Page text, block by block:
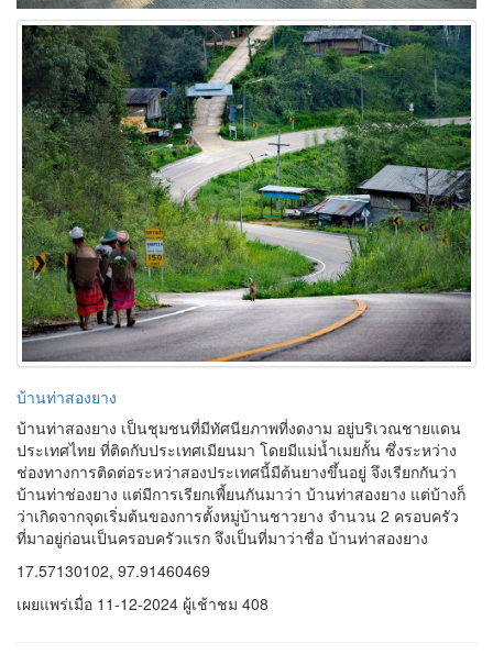
บ้านท่าสองยาง
บ้านท่าสองยาง เป็นชุมชนที่มีทัศนียภาพที่งดงาม อยู่บริเวณชายแดน
ประเทศไทย ที่ติดกับประเทศเมียนมา โดยมีแม่น้ำเมยกั้น ซึ่งระหว่าง
ช่องทางการติดต่อระหว่าสองประเทศนี้มีต้นยางขึ้นอยู่ จึงเรียกกันว่า
บ้านท่าช่องยาง แต่มีการเรียกเพี้ยนกันมาว่า บ้านท่าสองยาง แต่บ้างก็
ว่าเกิดจากจุดเริ่มต้นของการตั้งหมู่บ้านชาวยาง จำนวน 2 ครอบครัว
ที่มาอยู่ก่อนเป็นครอบครัวแรก จึงเป็นที่มาว่าชื่อ บ้านท่าสองยาง
17.57130102, 97.91460469
เผยแพร่เมื่อ 11-12-2024 ผู้เช้าชม 408